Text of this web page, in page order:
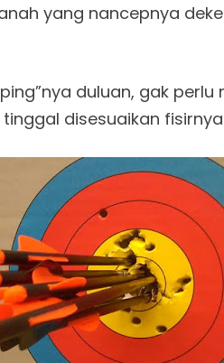
yang nancepnya
duluan, gak
disesuaikan